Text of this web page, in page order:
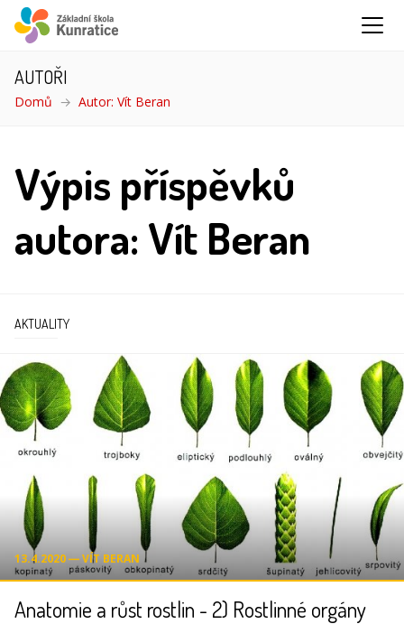
AUTOŘI
Domů Autor: Vít Beran
Výpis příspěvků
autora: Vít Beran
AKTUALITY
13.4.2020 ― VÍT BERAN
Anatomie a růst rostlin - 2) Rostlinné orgány